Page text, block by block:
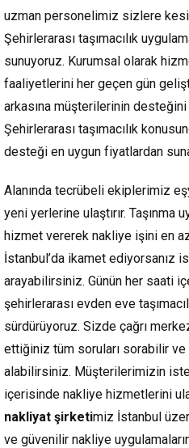
uzman personelimiz sizlere
Şehirlerarası taşımacılık
sunuyoruz. Kurumsal olarak
faaliyetlerini her geçen gün
arkasına müşterilerinin
Şehirlerarası taşımacılık
desteği en uygun fiyatlardan
Alanında tecrübeli ekiplerimiz
yeni yerlerine ulaştırır. Taşınma
hizmet vererek nakliye işini en
İstanbul’da ikamet ediyorsanız
arayabilirsiniz. Günün her saati
şehirlerarası evden eve
sürdürüyoruz. Sizde çağrı
ettiğiniz tüm soruları sorabilir
alabilirsiniz. Müşterilerimizin
içerisinde nakliye hizmetlerini
nakliyat şirketimiz İstanbul
ve güvenilir nakliye